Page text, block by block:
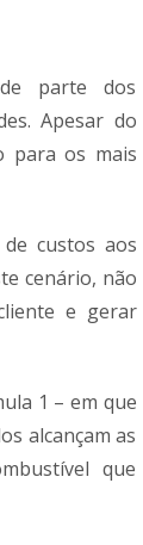
parte dos
Apesar do
para os mais
custos aos
cenário, não
e gerar
1 – em que
alcançam as
que